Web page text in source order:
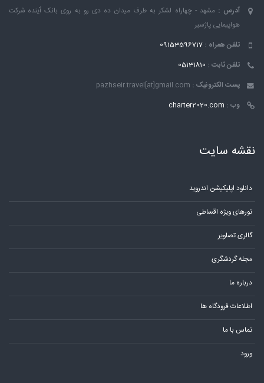
آدرس : مشهد - چهاراه لشکر به طرف میدان ده دی رو به روی بانک ٱینده شرکت
هواپیمایی پاژسیر
تلفن همراه : 09153596717
تلفن ثابت : 05131810
پست الکترونیک : pazhseir.travel[at]gmail.com
وب : charter2020.com
نقشه سایت
دانلود اپلیکیشن اندروید
تورهای ویژه اقساطی
گالری تصاویر
مجله گردشگری
درباره ما
اطلاعات فرودگاه ها
تماس با ما
ورود